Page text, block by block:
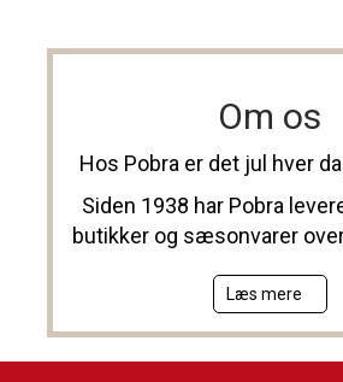
Om os
Hos Pobra er det jul hver
Siden 1938 har Pobra
butikker og sæsonvarer
Læs mere